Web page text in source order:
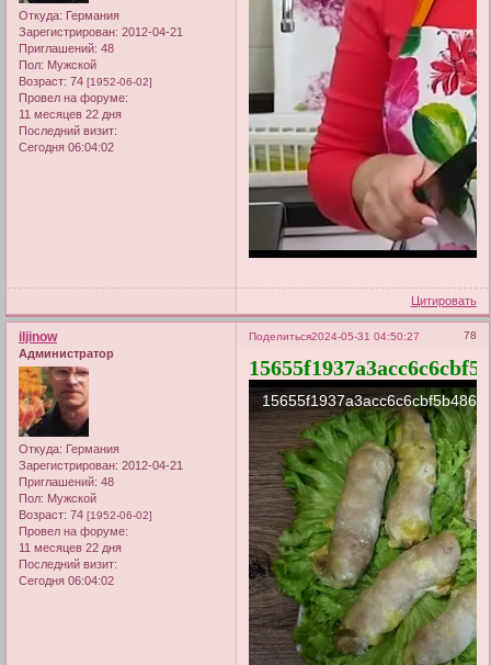
Откуда: Германия
Зарегистрирован: 2012-04-21
Приглашений: 48
Пол: Мужской
Возраст: 74 [1952-06-02]
Провел на форуме:
11 месяцев 22 дня
Последний визит:
Сегодня 06:04:02
Цитировать
Поделиться 78
2024-05-31 04:50:27
iljinow
Администратор
Откуда: Германия
Зарегистрирован: 2012-04-21
Приглашений: 48
Пол: Мужской
Возраст: 74 [1952-06-02]
Провел на форуме:
11 месяцев 22 дня
Последний визит:
Сегодня 06:04:02